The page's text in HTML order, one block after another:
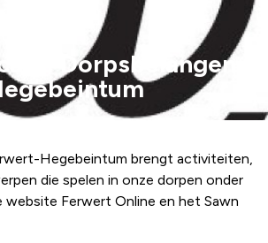
Dorpsbelangen
Hegebeintum brengt activiteiten,
die spelen in onze dorpen onder
website Ferwert Online en het Sawn